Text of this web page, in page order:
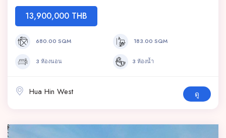
13,900,000 THB
680.00 SQM 183.00 SQM
3 ห้องนอน 3 ห้องน้ำ
Hua Hin West ดู